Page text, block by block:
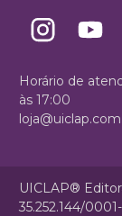
Horário de
às 17:00
loja@uiclap.com
UICLAP®
35.252.144/